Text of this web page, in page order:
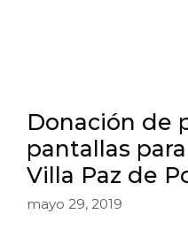
Donación de
pantallas
Villa Paz de
mayo 29, 2019